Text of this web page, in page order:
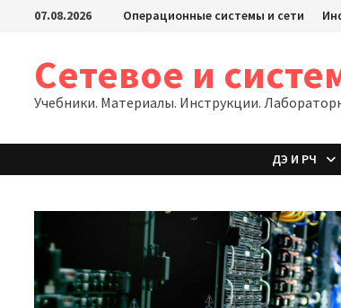
Перейти07.08.2026 Операционные системы и сети
Сетевое и
Учебники. Материалы. Инструкции.
ДЭ И РЧ